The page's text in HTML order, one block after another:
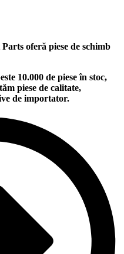
oferă piese de schimb
10.000 de piese în stoc,
piese de calitate,
de importator.